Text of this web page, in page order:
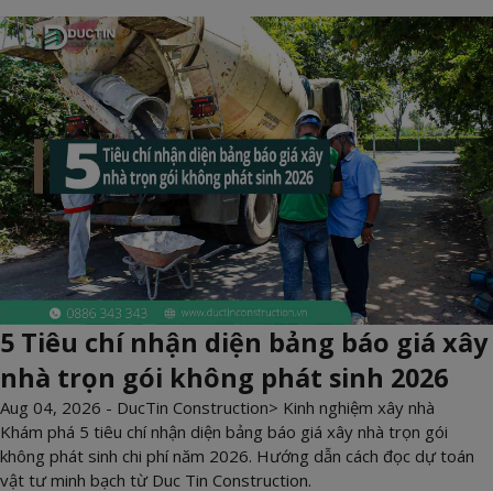
5 Tiêu chí nhận diện bảng báo giá xây
nhà trọn gói không phát sinh 2026
Aug 04, 2026 - DucTin Construction> Kinh nghiệm xây nhà
Khám phá 5 tiêu chí nhận diện bảng báo giá xây nhà trọn gói
không phát sinh chi phí năm 2026. Hướng dẫn cách đọc dự toán
vật tư minh bạch từ Duc Tin Construction.